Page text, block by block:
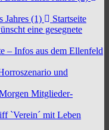
Jahres (1)
Startseite
eine gesegnete
– Infos aus dem Ellenfeld
und
Mitglieder-
`Verein´ mit Leben